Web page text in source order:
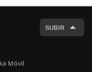
SUBIR
Móvil